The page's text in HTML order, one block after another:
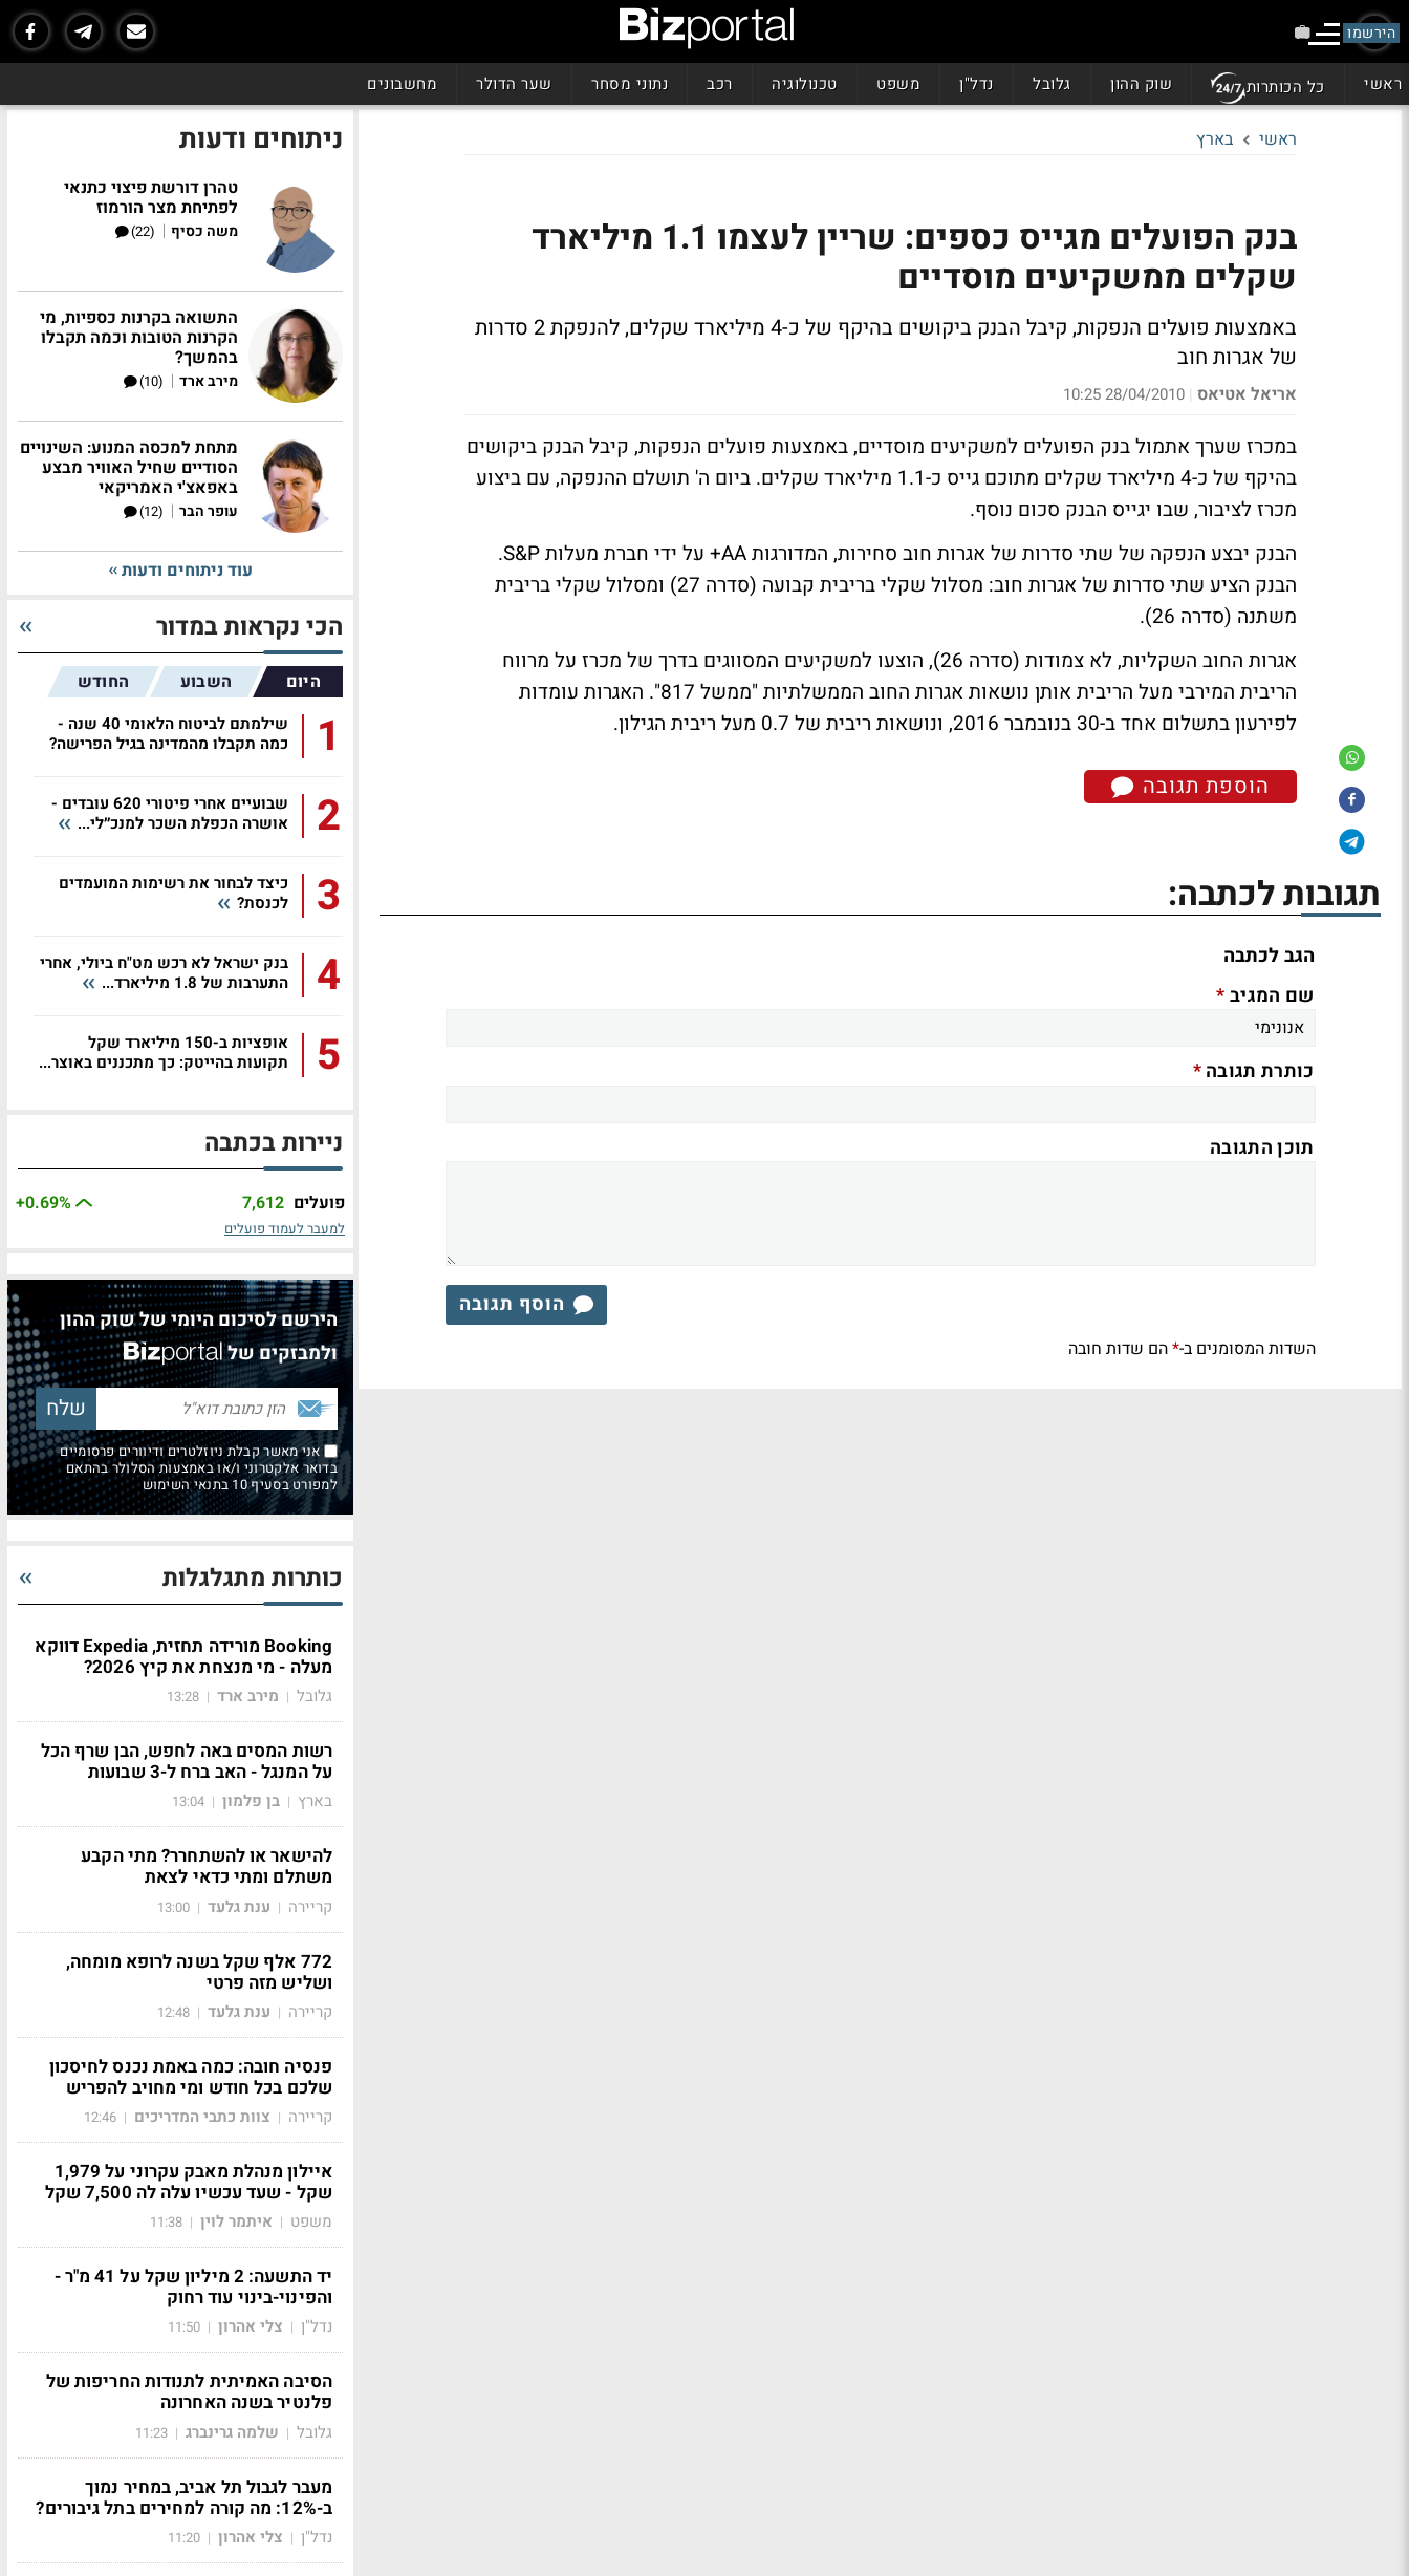
הירשמו
ראשי כל הכותרות שוק ההון גלובל נדל"ן משפט טכנולוגיה רכב נתוני מסחר שער הדולר מחשבונים
ראשי בארץ
בנק הפועלים מגייס כספים: שריין לעצמו 1.1 מיליארד
שקלים ממשקיעים מוסדיים
באמצעות פועלים הנפקות, קיבל הבנק ביקושים בהיקף של כ-4 מיליארד שקלים, להנפקת 2 סדרות
של אגרות חוב
אריאל אטיאס |
28/04/2010 10:25
במכרז שערך אתמול בנק הפועלים למשקיעים מוסדיים, באמצעות פועלים הנפקות, קיבל הבנק ביקושים
בהיקף של כ-4 מיליארד שקלים מתוכם גייס כ-1.1 מיליארד שקלים. ביום ה' תושלם ההנפקה, עם ביצוע
מכרז לציבור, שבו יגייס הבנק סכום נוסף.
הבנק יבצע הנפקה של שתי סדרות של אגרות חוב סחירות, המדורגות AA+ על ידי חברת מעלות S&P.
הבנק הציע שתי סדרות של אגרות חוב: מסלול שקלי בריבית קבועה (סדרה 27) ומסלול שקלי בריבית
משתנה (סדרה 26).
אגרות החוב השקליות, לא צמודות (סדרה 26), הוצעו למשקיעים המסווגים בדרך של מכרז על מרווח
הריבית המירבי מעל הריבית אותן נושאות אגרות החוב הממשלתיות "ממשל 817". האגרות עומדות
לפירעון בתשלום אחד ב-30 בנובמבר 2016, ונושאות ריבית של 0.7 מעל ריבית הגילון.
הוספת תגובה
תגובות לכתבה:
הגב לכתבה
שם המגיב*
כותרת תגובה*
תוכן התגובה
הוסף תגובה
השדות המסומנים ב-*הם שדות חובה
ניתוחים ודעות
טהרן דורשת פיצוי כתנאי
לפתיחת מצר הורמוז
משה כסיף |
(22)
התשואה בקרנות כספיות, מי
הקרנות הטובות וכמה תקבלו
בהמשך?
מירב ארד |
(10)
מתחת למכסה המנוע: השינויים
הסודיים שחיל האוויר מבצע
באפאצ'י האמריקאי
עופר הבר |
(12)
עוד ניתוחים ודעות
הכי נקראות במדור
היום השבוע החודש
1
שילמתם לביטוח הלאומי 40 שנה -
כמה תקבלו מהמדינה בגיל הפרישה?
2
שבועיים אחרי פיטורי 620 עובדים -
אושרה הכפלת השכר למנכ״לי...
3
כיצד לבחור את רשימות המועמדים
לכנסת?
4
בנק ישראל לא רכש מט"ח ביולי, אחרי
התערבות של 1.8 מיליארד...
5
אופציות ב-150 מיליארד שקל
תקועות בהייטק: כך מתכננים באוצר...
ניירות בכתבה
פועלים 7,612
+0.69%
למעבר לעמוד פועלים
הירשם לסיכום היומי של שוק ההון
ולמבזקים של
אני מאשר קבלת ניוזלטרים ודיוורים פרסומיים
בדואר אלקטרוני ו/או באמצעות הסלולר בהתאם
למפורט בסעיף 10 בתנאי השימוש
כותרות מתגלגלות
Booking מורידה תחזית, Expedia דווקא
מעלה - מי מנצחת את קיץ 2026?
גלובל | מירב ארד |
13:28
רשות המסים באה לחפש, הבן שרף הכל
על המנגל - האב ברח ל-3 שבועות
בארץ | בן פלמון |
13:04
להישאר או להשתחרר? מתי הקבע
משתלם ומתי כדאי לצאת
קריירה | ענת גלעד |
13:00
772 אלף שקל בשנה לרופא מומחה,
ושליש מזה פרטי
קריירה | ענת גלעד |
12:48
פנסיה חובה: כמה באמת נכנס לחיסכון
שלכם בכל חודש ומי מחויב להפריש
קריירה | צוות כתבי המדריכים |
12:46
איילון מנהלת מאבק עקרוני על 1,979
שקל - שעד עכשיו עלה לה 7,500 שקל
משפט | איתמר לוין |
11:38
יד התשעה: 2 מיליון שקל על 41 מ"ר -
והפינוי-בינוי עוד רחוק
נדל"ן | צלי אהרון |
11:50
הסיבה האמיתית לתנודות החריפות של
פלנטיר בשנה האחרונה
גלובל | שלמה גרינברג |
11:23
מעבר לגבול תל אביב, במחיר נמוך
ב-12%: מה קורה למחירים בתל גיבורים?
נדל"ן | צלי אהרון |
11:20